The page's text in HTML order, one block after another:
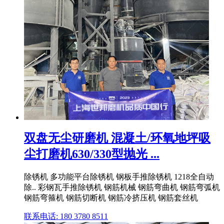
双盘无尘研磨机 混凝土/环氧地坪吸
尘打磨机630/330型抛光 ...
除锈机 多功能平台除锈机 钢板手推除锈机 1218全自动
除.. 彩钢瓦手推除锈机 钢筋机械 钢筋弯曲机 钢筋弯弧机
钢筋弯箍机 钢筋切断机 钢筋冷挤压机 钢筋套丝机
联系电话: 180 3780 8511